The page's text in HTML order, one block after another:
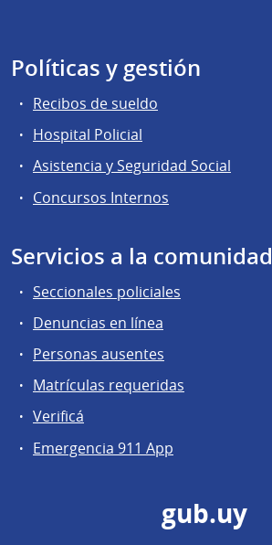
Políticas y gestión
Recibos de sueldo
Hospital Policial
Asistencia y Seguridad Social
Concursos Internos
Servicios a la comunidad
Seccionales policiales
Denuncias en línea
Personas ausentes
Matrículas requeridas
Verificá
Emergencia 911 App
gub.uy